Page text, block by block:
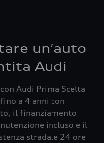
un’auto
Audi
Audi Prima Scelta
a 4 anni con
il finanziamento
incluso e il
stradale 24 ore